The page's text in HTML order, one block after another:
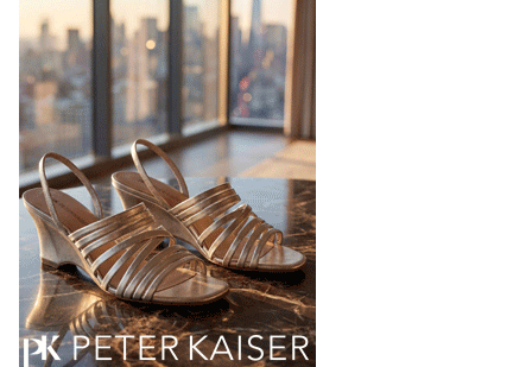
В 2027 году бренд TAMARIS отмечает 60-летний
юбилей. Шесть десятилетий доверия миллионов
покупателей, постоянного развития и понимания,
какой будет современная женщина завтра.
Юбилейная коллекция Весна–Лето 2027 открывает
не просто новый сезон, а…
04.08.2026 518